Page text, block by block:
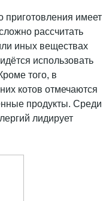
приготовления имеет
рассчитать
иных веществах
использовать
того, в
котов отмечаются
продукты. Среди
лидирует